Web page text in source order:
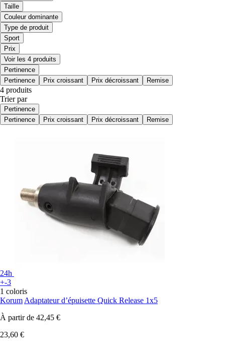
Taille
Couleur dominante
Type de produit
Sport
Prix
Voir les 4 produits
Pertinence
Pertinence
Prix croissant Prix décroissant Remise
4 produits
Trier par
Pertinence
Pertinence
Prix croissant Prix décroissant Remise
24h
+-3
1 coloris
Korum Adaptateur d’épuisette Quick Release 1x5
À partir de 42,45 €
23,60 €